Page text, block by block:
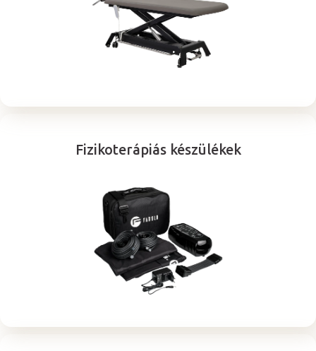
Fizikoterápiás készülékek